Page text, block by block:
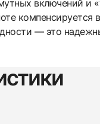
включений и
компенсируется
— это